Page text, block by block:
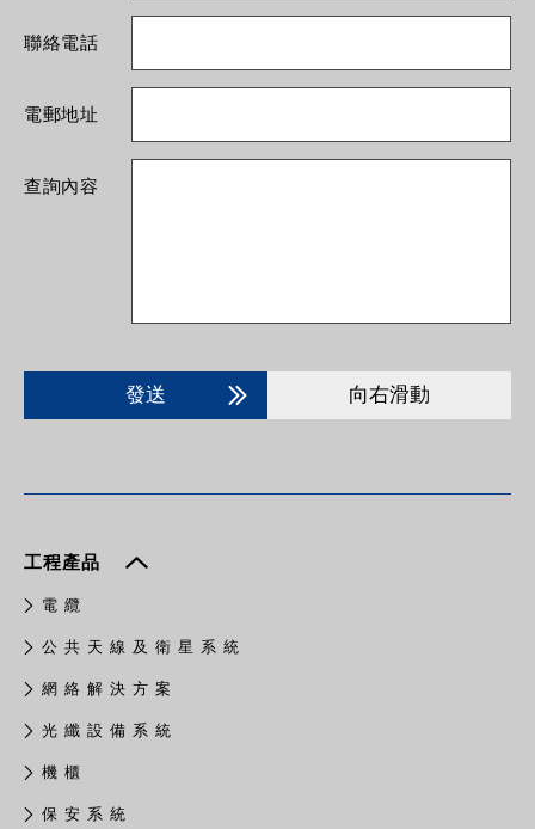
聯絡電話
電郵地址
查詢內容
發送 向右滑動
工程產品
電 纜
公 共 天 線 及 衛 星 系 統
網 絡 解 決 方 案
光 纖 設 備 系 統
機 櫃
保 安 系 統